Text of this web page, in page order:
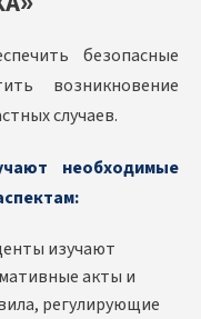
безопасные
возникновение
случаев.
необходимые
изучают
акты и
регулирующие